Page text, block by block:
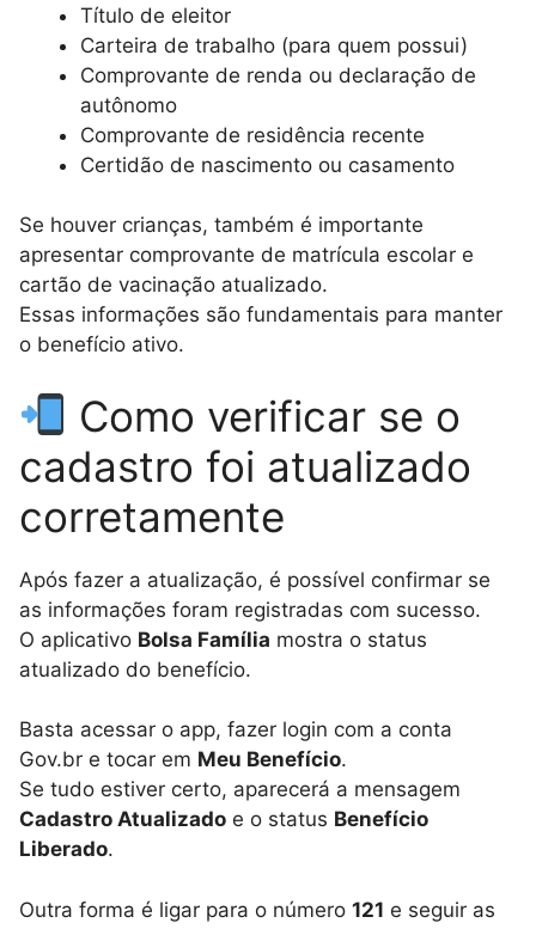
Título de eleitor
Carteira de trabalho (para quem possui)
Comprovante de renda ou declaração de
autônomo
Comprovante de residência recente
Certidão de nascimento ou casamento
Se houver crianças, também é importante
apresentar comprovante de matrícula escolar e
cartão de vacinação atualizado.
Essas informações são fundamentais para manter
o benefício ativo.
Como verificar se o
cadastro foi atualizado
corretamente
Após fazer a atualização, é possível confirmar se
as informações foram registradas com sucesso.
O aplicativo Bolsa Família mostra o status
atualizado do benefício.
Basta acessar o app, fazer login com a conta
Gov.br e tocar em Meu Benefício.
Se tudo estiver certo, aparecerá a mensagem
Cadastro Atualizado e o status Benefício
Liberado.
Outra forma é ligar para o número 121 e seguir as